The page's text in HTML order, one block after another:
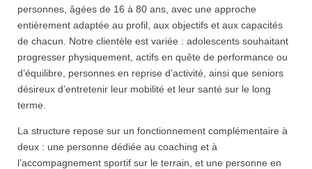
personnes, âgées de 16 à 80 ans, avec une approche
entièrement adaptée au profil, aux objectifs et aux capacités
de chacun. Notre clientèle est variée : adolescents souhaitant
progresser physiquement, actifs en quête de performance ou
d’équilibre, personnes en reprise d’activité, ainsi que seniors
désireux d’entretenir leur mobilité et leur santé sur le long
terme.
La structure repose sur un fonctionnement complémentaire à
deux : une personne dédiée au coaching et à
l’accompagnement sportif sur le terrain, et une personne en